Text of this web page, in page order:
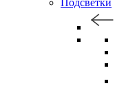
Подсветки